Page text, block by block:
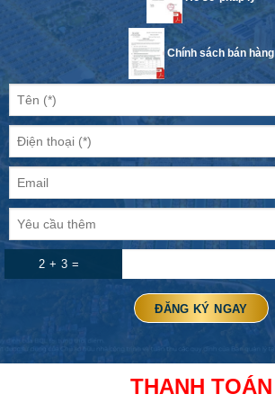
Chính sách bán hàng
2 + 3 =
THANH TOÁN